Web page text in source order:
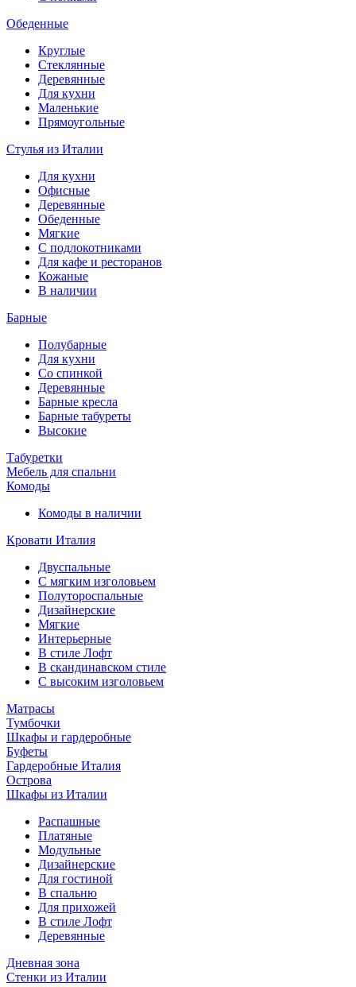
Обеденные
Круглые
Стеклянные
Деревянные
Для кухни
Маленькие
Прямоугольные
Стулья из Италии
Для кухни
Офисные
Деревянные
Обеденные
Мягкие
С подлокотниками
Для кафе и ресторанов
Кожаные
В наличии
Барные
Полубарные
Для кухни
Со спинкой
Деревянные
Барные кресла
Барные табуреты
Высокие
Табуретки
Мебель для спальни
Комоды
Комоды в наличии
Кровати Италия
Двуспальные
С мягким изголовьем
Полутороспальные
Дизайнерские
Мягкие
Интерьерные
В стиле Лофт
В скандинавском стиле
С высоким изголовьем
Матрасы
Тумбочки
Шкафы и гардеробные
Буфеты
Гардеробные Италия
Острова
Шкафы из Италии
Распашные
Платяные
Модульные
Дизайнерские
Для гостиной
В спальню
Для прихожей
В стиле Лофт
Деревянные
Дневная зона
Стенки из Италии